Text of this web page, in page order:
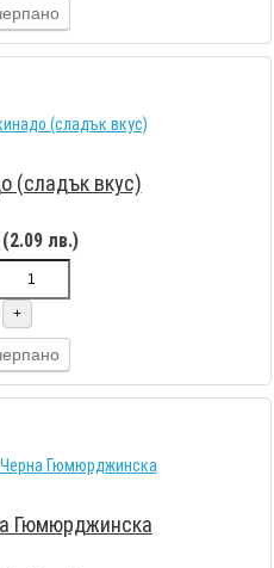
(сладък вкус)
лв.)
+
Гюмюрджинска